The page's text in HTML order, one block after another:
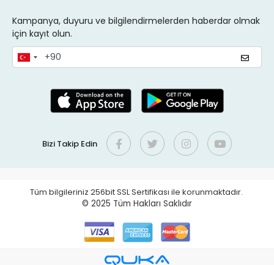
Kampanya, duyuru ve bilgilendirmelerden haberdar olmak
için kayıt olun.
Bizi Takip Edin
Tüm bilgileriniz 256bit SSL Sertifikası ile korunmaktadır.
© 2025 Tüm Hakları Saklıdır